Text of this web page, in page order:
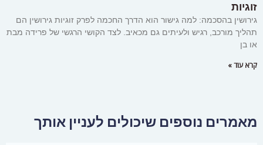
זוגיות
גירושין בהסכמה: למה גישור הוא הדרך החכמה לפרק זוגיות גירושין הם
תהליך מורכב, רגיש ולעיתים גם מכאיב. לצד הקושי הרגשי של פרידה מבת
או בן
קרא עוד »
מאמרים נוספים שיכולים לעניין אותך